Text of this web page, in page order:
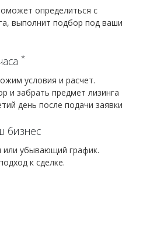
определиться с
выполнит подбор под ваши
*
условия и расчет.
и забрать предмет лизинга
день после подачи заявки
бизнес
или убывающий график.
к сделке.